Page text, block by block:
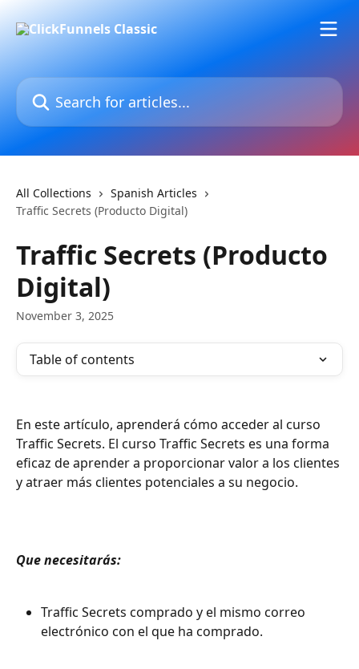
Search for articles...
All Collections
Spanish Articles
Traffic Secrets (Producto Digital)
Traffic Secrets (Producto
Digital)
November 3, 2025
Table of contents
En este artículo, aprenderá cómo acceder al curso
Traffic Secrets. El curso Traffic Secrets es una forma
eficaz de aprender a proporcionar valor a los clientes
y atraer más clientes potenciales a su negocio.
Que necesitarás:
Traffic Secrets comprado y el mismo correo
electrónico con el que ha comprado.